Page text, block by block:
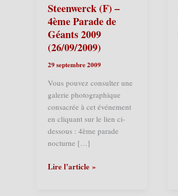
Steenwerck (F) –
4ème Parade de
Géants 2009
(26/09/2009)
29 septembre 2009
Vous pouvez consulter une
galerie photographique
consacrée à cet événement
en cliquant sur le lien ci-
dessous : 4ème parade
nocturne […]
Steenwerck
Lire l’article »